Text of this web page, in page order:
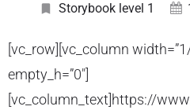
Storybook level 1
[vc_row][vc_column
empty_h=”0″]
[vc_column_text]https://